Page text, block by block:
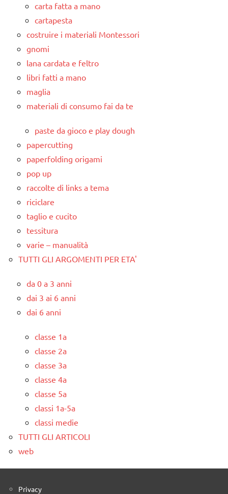
carta fatta a mano
cartapesta
costruire i materiali Montessori
gnomi
lana cardata e feltro
libri fatti a mano
maglia
materiali di consumo fai da te
paste da gioco e play dough
papercutting
paperfolding origami
pop up
raccolte di links a tema
riciclare
taglio e cucito
tessitura
varie – manualità
TUTTI GLI ARGOMENTI PER ETA'
da 0 a 3 anni
dai 3 ai 6 anni
dai 6 anni
classe 1a
classe 2a
classe 3a
classe 4a
classe 5a
classi 1a-5a
classi medie
TUTTI GLI ARTICOLI
web
Privacy